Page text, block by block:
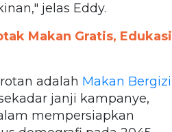
jelas Eddy.
Makan Gratis, Edukasi
adalah Makan Bergizi
janji kampanye,
mempersiapkan